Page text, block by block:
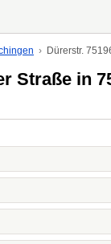
Dürerstr.
Straße in